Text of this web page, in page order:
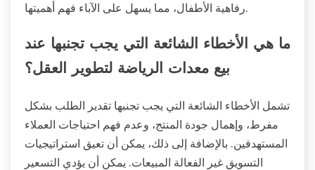
رفاهية الأطفال، مما يسهل على الآباء فهم أهميتها.
ما هي الأخطاء الشائعة التي يجب تجنبها عند
بيع معدات الرياضة لتطوير العقل؟
تشمل الأخطاء الشائعة التي يجب تجنبها تقدير الطلب بشكل
مفرط، وإهمال جودة المنتج، وعدم فهم احتياجات العملاء
المستهدفين. بالإضافة إلى ذلك، يمكن أن تعيق استراتيجيات
التسويق غير الفعالة المبيعات. يمكن أن يؤدي التسعير